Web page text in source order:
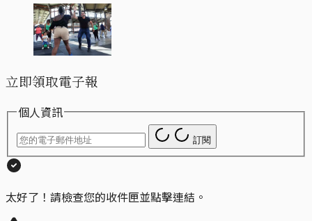
立即領取電子報
個人資訊
訂閱
太好了！請檢查您的收件匣並點擊連結。